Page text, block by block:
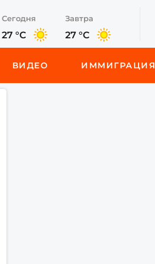
Сегодня
27 °C
Завтра
27 °C
ВИДЕО ИММИГРАЦИЯ